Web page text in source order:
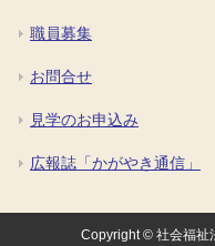
職員募集
お問合せ
見学のお申込み
広報誌「かがやき通信」
Copyright © 社会福祉